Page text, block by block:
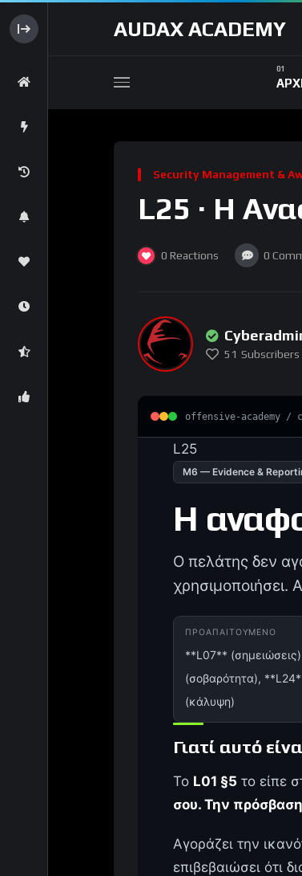
AUDAX ACADEMY
Security Management &
L25 · Η
0 Reactions 0
51 Subscribers
offensive-academy /
L25
M6 — Evidence &
Η
Ο πελάτης δεν
χρησιμοποιήσει.
ΠΡΟΑΠΑΙΤΟΎΜΕΝΟ
**L07**
(σοβαρότητα),
(κάλυψη)
Γιατί αυτό
Το L01 §5 το είπε
σου. Την
Αγοράζει την
επιβεβαιώσει ότι